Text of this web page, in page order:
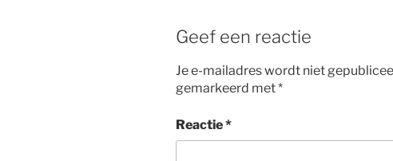
Geef een reactie
Je e-mailadres wordt niet
gemarkeerd met*
Reactie*